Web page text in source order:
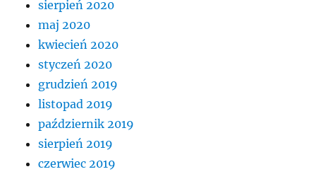
sierpień 2020
maj 2020
kwiecień 2020
styczeń 2020
grudzień 2019
listopad 2019
październik 2019
sierpień 2019
czerwiec 2019